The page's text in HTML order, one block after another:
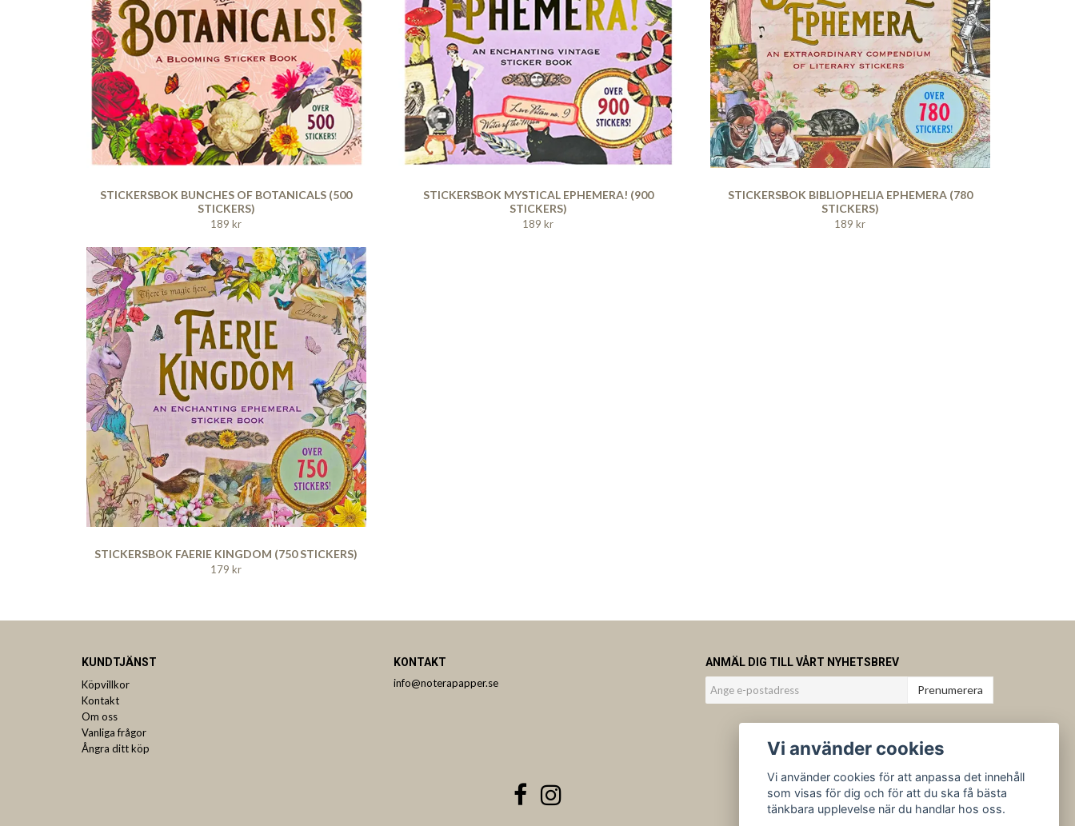
STICKERSBOK BUNCHES OF BOTANICALS (500
STICKERS)
189 kr
STICKERSBOK MYSTICAL EPHEMERA! (900
STICKERS)
189 kr
STICKERSBOK BIBLIOPHELIA EPHEMERA (780
STICKERS)
189 kr
STICKERSBOK FAERIE KINGDOM (750 STICKERS)
179 kr
KUNDTJÄNST
Köpvillkor
Kontakt
Om oss
Vanliga frågor
Ångra ditt köp
KONTAKT
info@noterapapper.se
ANMÄL DIG TILL VÅRT NYHETSBREV
Prenumerera
Vi använder cookies
Vi använder cookies för att anpassa det innehåll
som visas för dig och för att du ska få bästa
tänkbara upplevelse när du handlar hos oss.